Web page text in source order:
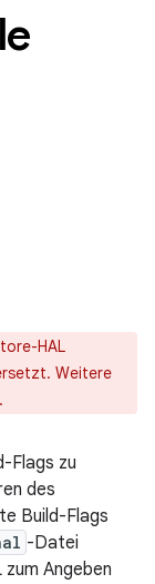
HAL
Weitere
.
Flags zu
des
Build-Flags
-Datei
Angeben